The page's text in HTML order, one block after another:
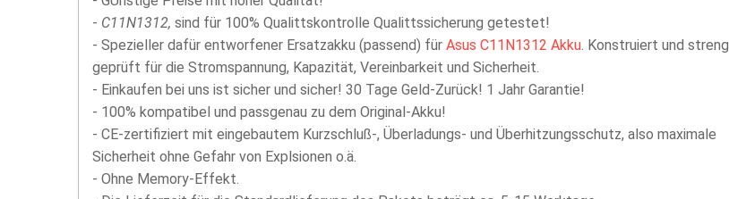
- C11N1312, sind für 100% Qualittskontrolle Qualittssicherung getestet!
- Spezieller dafür entworfener Ersatzakku (passend) für Asus C11N1312 Akku. Konstruiert und streng
geprüft für die Stromspannung, Kapazität, Vereinbarkeit und Sicherheit.
- Einkaufen bei uns ist sicher und sicher! 30 Tage Geld-Zurück! 1 Jahr Garantie!
- 100% kompatibel und passgenau zu dem Original-Akku!
- CE-zertifiziert mit eingebautem Kurzschluß-, Überladungs- und Überhitzungsschutz, also maximale
Sicherheit ohne Gefahr von Explsionen o.ä.
- Ohne Memory-Effekt.